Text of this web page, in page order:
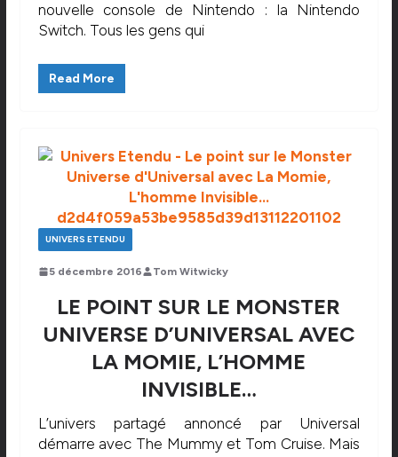
nouvelle console de Nintendo : la Nintendo
Switch. Tous les gens qui
Read More
UNIVERS ETENDU
5 décembre 2016 Tom Witwicky
LE POINT SUR LE MONSTER
UNIVERSE D’UNIVERSAL AVEC
LA MOMIE, L’HOMME
INVISIBLE…
L’univers partagé annoncé par Universal
démarre avec The Mummy et Tom Cruise. Mais